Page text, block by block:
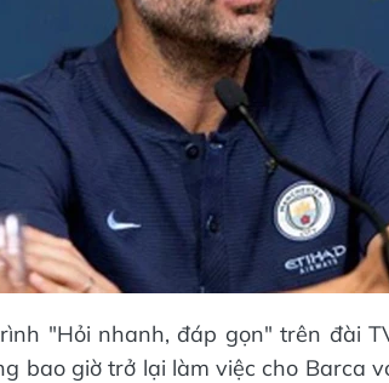
"Hỏi nhanh, đáp gọn" trên đài
bao giờ trở lại làm việc cho Barca